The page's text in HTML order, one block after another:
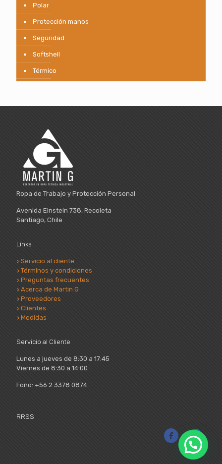
Polar
Protección manos
Seguridad
Softshell
Térmico
Ropa de Trabajo y Protección Personal
Avenida Einstein 738, Recoleta
Santiago, Chile
Links
> Servicio al cliente
> Términos y condiciones
> Preguntas frecuentes
> Acerca de Martin G
> Proveedores
> Clientes
> Medidas
Servicio al Cliente
Lunes a jueves de 8:30 a 17:45
Viernes de 8:30 a 14:00
Fono: +56 2 3378 0874
RRSS